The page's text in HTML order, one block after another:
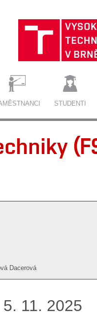
STUDENTI
Dacerová
11. 2025